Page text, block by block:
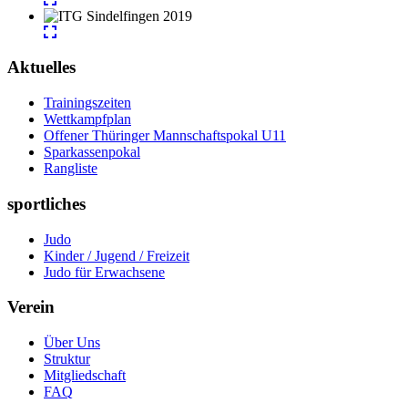
Aktuelles
Trainingszeiten
Wettkampfplan
Offener Thüringer Mannschaftspokal U11
Sparkassenpokal
Rangliste
sportliches
Judo
Kinder / Jugend / Freizeit
Judo für Erwachsene
Verein
Über Uns
Struktur
Mitgliedschaft
FAQ